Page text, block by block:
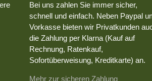
Bei uns zahlen Sie immer sicher,
schnell und einfach. Neben Paypal
Vorkasse bieten wir Privatkunden
die Zahlung per Klarna (Kauf auf
Rechnung, Ratenkauf,
Sofortüberweisung, Kreditkarte) an.
Mehr zur sicheren Zahlung